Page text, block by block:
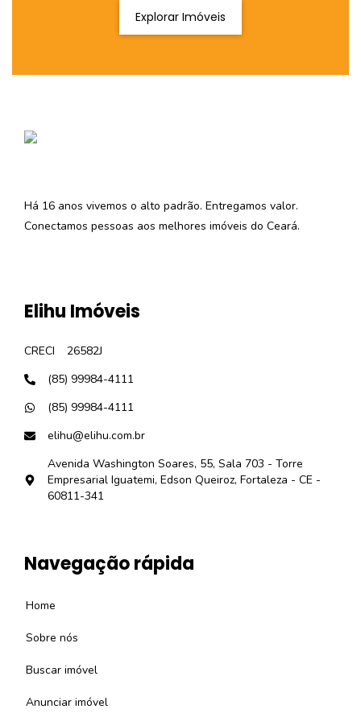
Explorar Imóveis
Há 16 anos vivemos o alto padrão. Entregamos valor.
Conectamos pessoas aos melhores imóveis do Ceará.
Elihu Imóveis
CRECI
26582J
(85) 99984-4111
(85) 99984-4111
elihu@elihu.com.br
Avenida Washington Soares, 55, Sala 703 - Torre
Empresarial Iguatemi, Edson Queiroz, Fortaleza - CE -
60811-341
Navegação rápida
Home
Sobre nós
Buscar imóvel
Anunciar imóvel